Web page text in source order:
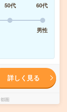
50代
60代
男性
詳しく見る
圏